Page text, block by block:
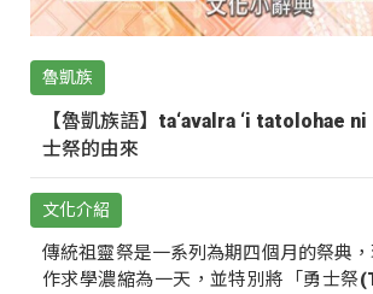
魯凱族
【魯凱族語】ta‘avalra ‘i tatolohae
士祭的由來
文化介紹
傳統祖靈祭是一系列為期四個月的祭典
作求學濃縮為一天，並特別將「勇士祭